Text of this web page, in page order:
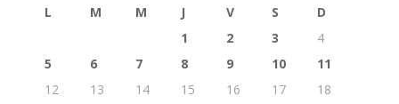
L M M J V S
D
1
2 3
4
5
6 7 8 9 10
11
12
13 14 15 16 17 18